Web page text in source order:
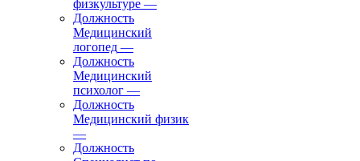
физкультуре —
Должность
Медицинский
логопед —
Должность
Медицинский
психолог —
Должность
Медицинский физик
—
Должность